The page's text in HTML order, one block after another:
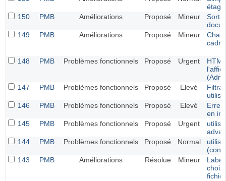
150
PMB Améliorations Proposé Mineur
149
PMB Améliorations Proposé Mineur
148 PMB Problèmes fonctionnels Proposé Urgent
147
PMB Problèmes fonctionnels Proposé Elevé
146
PMB Problèmes fonctionnels Proposé Elevé
en
145
PMB Problèmes fonctionnels Proposé Urgent
144
PMB Problèmes fonctionnels Proposé Normal
143
PMB Améliorations Résolue Mineur
choix
fichier